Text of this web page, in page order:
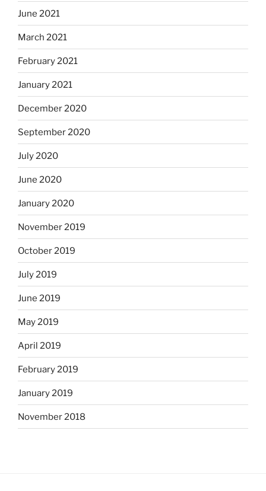
June 2021
March 2021
February 2021
January 2021
December 2020
September 2020
July 2020
June 2020
January 2020
November 2019
October 2019
July 2019
June 2019
May 2019
April 2019
February 2019
January 2019
November 2018